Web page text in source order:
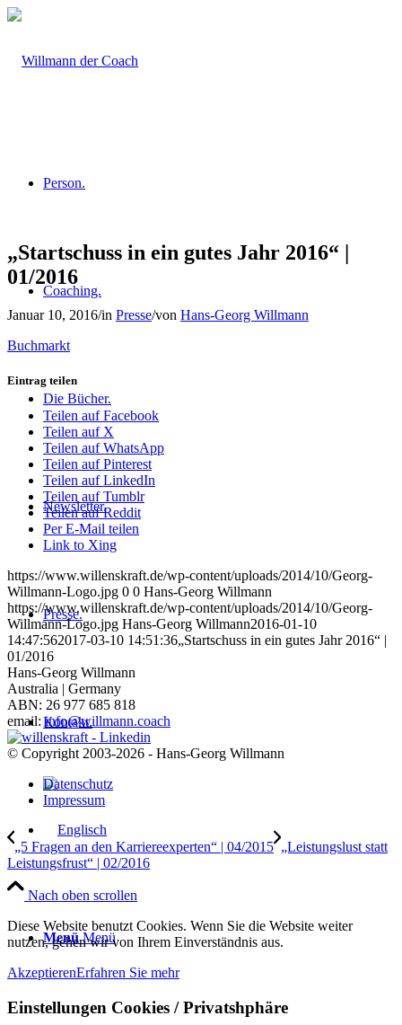
Person.
Coaching.
Die Bücher.
Newsletter.
Presse.
Kontakt.
Menü Menü
„Startschuss in ein gutes Jahr 2016“ |
01/2016
Januar 10, 2016/in Presse/von Hans-Georg Willmann
Buchmarkt
Eintrag teilen
Teilen auf Facebook
Teilen auf X
Teilen auf WhatsApp
Teilen auf Pinterest
Teilen auf LinkedIn
Teilen auf Tumblr
Teilen auf Reddit
Per E-Mail teilen
Link to Xing
https://www.willenskraft.de/wp-content/uploads/2014/10/Georg-
Willmann-Logo.jpg 0 0 Hans-Georg Willmann
https://www.willenskraft.de/wp-content/uploads/2014/10/Georg-
Willmann-Logo.jpg Hans-Georg Willmann2016-01-10
14:47:562017-03-10 14:51:36„Startschuss in ein gutes Jahr 2016“ |
01/2016
Hans-Georg Willmann
Australia | Germany
ABN: 26 977 685 818
email:info@willmann.coach
© Copyright 2003-2026 - Hans-Georg Willmann
Datenschutz
Impressum
„5 Fragen an den Karriereexperten“ | 04/2015 „Leistungslust statt
Leistungsfrust“ | 02/2016
Nach oben scrollen
Diese Website benutzt Cookies. Wenn Sie die Website weiter
nutzen, gehen wir von Ihrem Einverständnis aus.
AkzeptierenErfahren Sie mehr
Einstellungen Cookies / Privatshphäre